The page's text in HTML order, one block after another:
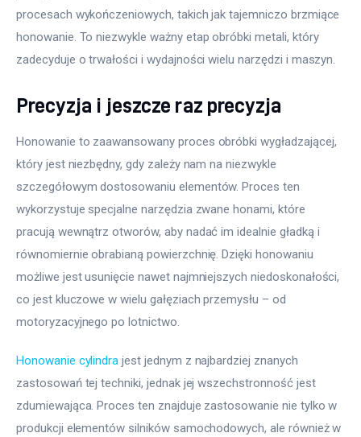
procesach wykończeniowych, takich jak tajemniczo brzmiące
honowanie. To niezwykle ważny etap obróbki metali, który
zadecyduje o trwałości i wydajności wielu narzędzi i maszyn.
Precyzja i jeszcze raz precyzja
Honowanie to zaawansowany proces obróbki wygładzającej,
który jest niezbędny, gdy zależy nam na niezwykle
szczegółowym dostosowaniu elementów. Proces ten
wykorzystuje specjalne narzędzia zwane honami, które
pracują wewnątrz otworów, aby nadać im idealnie gładką i
równomiernie obrabianą powierzchnię. Dzięki honowaniu
możliwe jest usunięcie nawet najmniejszych niedoskonałości,
co jest kluczowe w wielu gałęziach przemysłu – od
motoryzacyjnego po lotnictwo.
Honowanie cylindra jest jednym z najbardziej znanych
zastosowań tej techniki, jednak jej wszechstronność jest
zdumiewająca. Proces ten znajduje zastosowanie nie tylko w
produkcji elementów silników samochodowych, ale również w